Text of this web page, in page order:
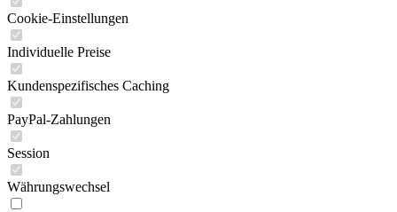
Cookie-Einstellungen
Individuelle Preise
Kundenspezifisches Caching
PayPal-Zahlungen
Session
Währungswechsel